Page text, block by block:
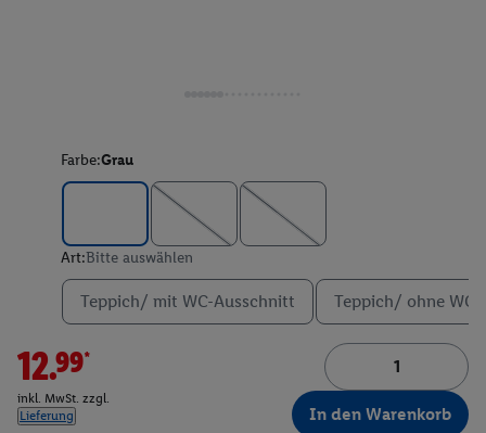
Farbe:Grau
Art:Bitte auswählen
Teppich/ mit WC-Ausschnitt Teppich/ ohne
12.99*
inkl. MwSt. zzgl.
Lieferung
In den Warenkorb